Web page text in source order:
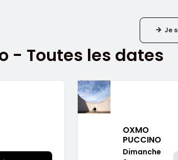
Je
- Toutes les dates
OXMO
PUCCINO
Dimanche